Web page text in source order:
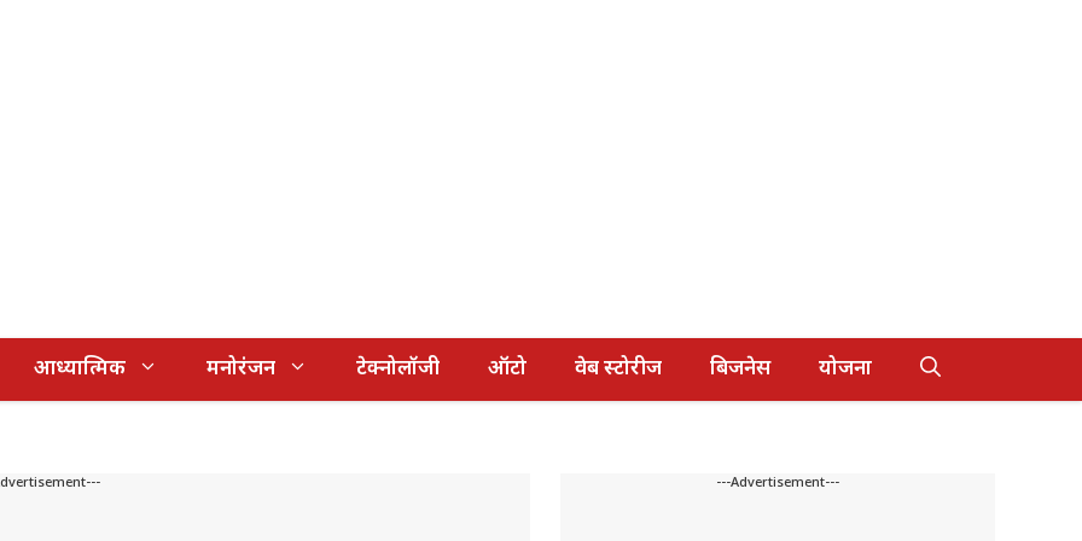
आध्यात्मिक मनोरंजन टेक्नोलॉजी ऑटो वेब स्टोरीज बिजनेस योजना
---Advertisement---